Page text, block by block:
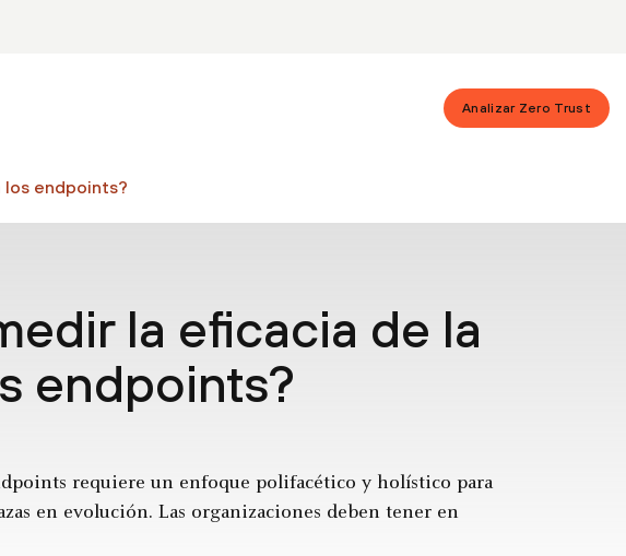
Analizar Zero Trust
los endpoints?
la eficacia de la
endpoints?
requiere un enfoque polifacético y holístico para
en evolución. Las organizaciones deben tener en